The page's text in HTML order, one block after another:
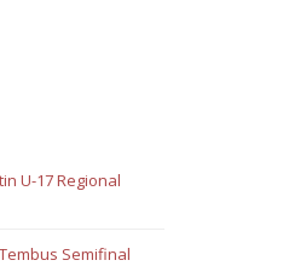
U-17 Regional
Semifinal